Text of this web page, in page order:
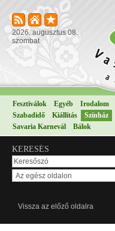
2026. augusztus 08.
szombat
Fesztiválok Egyéb Irodalom
Szabadidő
Kiállítás Színház
Savaria Karnevál
Bálok
KERESÉS
Vissza az előző oldalra